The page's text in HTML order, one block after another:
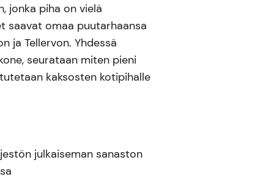
jonka piha on vielä
saavat omaa puutarhaansa
ja Tellervon. Yhdessä
seurataan miten pieni
kaksosten kotipihalle
julkaiseman sanaston